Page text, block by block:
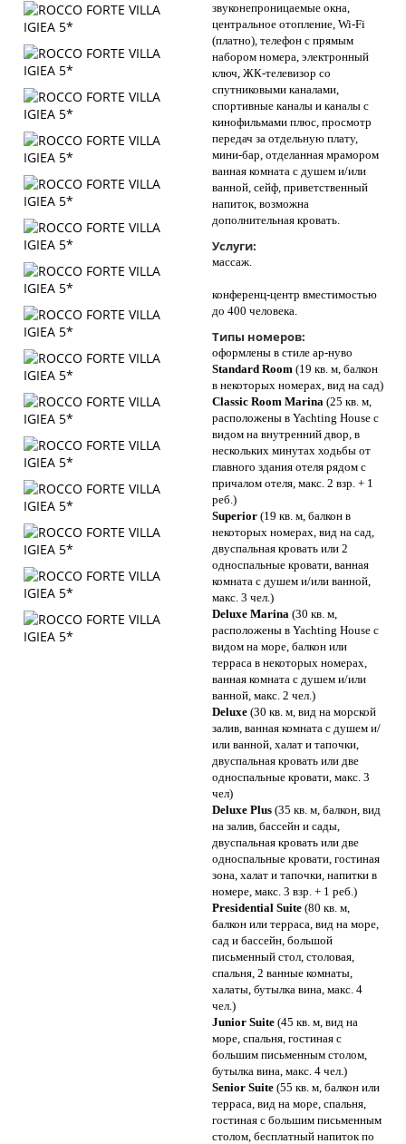
звуконепроницаемые окна,
центральное отопление, Wi-Fi
(платно), телефон с прямым
набором номера, электронный
ключ, ЖК-телевизор со
спутниковыми каналами,
спортивные каналы и каналы с
кинофильмами плюс, просмотр
передач за отдельную плату,
мини-бар, отделанная мрамором
ванная комната с душем и/или
ванной, сейф, приветственный
напиток, возможна
дополнительная кровать.
Услуги:
массаж.
конференц-центр вместимостью
до 400 человека.
Типы номеров:
оформлены в стиле ар-нуво
Standard Room (19 кв. м, балкон
в некоторых номерах, вид на сад)
Classic Room Marina (25 кв. м,
расположены в Yachting House с
видом на внутренний двор, в
нескольких минутах ходьбы от
главного здания отеля рядом с
причалом отеля, макс. 2 взр. + 1
реб.)
Superior (19 кв. м, балкон в
некоторых номерах, вид на сад,
двуспальная кровать или 2
односпальные кровати, ванная
комната с душем и/или ванной,
макс. 3 чел.)
Deluxe Marina (30 кв. м,
расположены в Yachting House с
видом на море, балкон или
терраса в некоторых номерах,
ванная комната с душем и/или
ванной, макс. 2 чел.)
Deluxe (30 кв. м, вид на морской
залив, ванная комната с душем и/
или ванной, халат и тапочки,
двуспальная кровать или две
односпальные кровати, макс. 3
чел)
Deluxe Plus (35 кв. м, балкон, вид
на залив, бассейн и сады,
двуспальная кровать или две
односпальные кровати, гостиная
зона, халат и тапочки, напитки в
номере, макс. 3 взр. + 1 реб.)
Presidential Suite (80 кв. м,
балкон или терраса, вид на море,
сад и бассейн, большой
письменный стол, столовая,
спальня, 2 ванные комнаты,
халаты, бутылка вина, макс. 4
чел.)
Junior Suite (45 кв. м, вид на
море, спальня, гостиная с
большим письменным столом,
бутылка вина, макс. 4 чел.)
Senior Suite (55 кв. м, балкон или
терраса, вид на море, спальня,
гостиная с большим письменным
столом, бесплатный напиток по